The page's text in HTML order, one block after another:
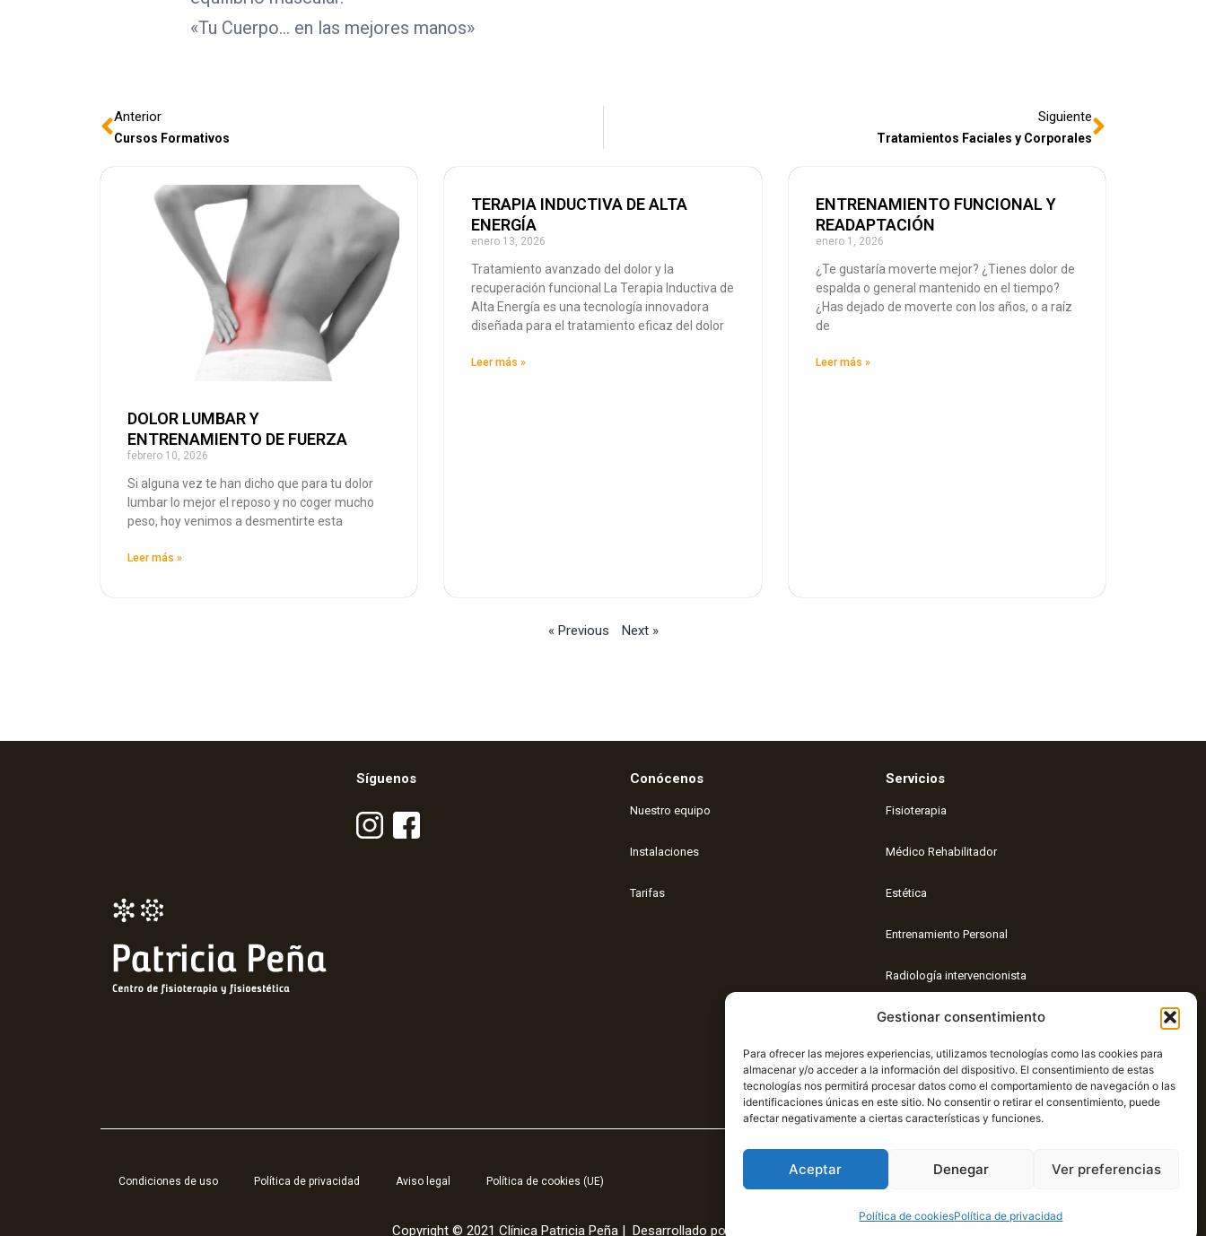
Gestionar consentimiento
Para ofrecer las mejores experiencias, utilizamos tecnologías como las cookies para
almacenar y/o acceder a la información del dispositivo. El consentimiento de estas
tecnologías nos permitirá procesar datos como el comportamiento de navegación o las
identificaciones únicas en este sitio. No consentir o retirar el consentimiento, puede
afectar negativamente a ciertas características y funciones.
Aceptar Denegar Ver preferencias
Política de cookiesPolítica de privacidad
«Tu Cuerpo… en las mejores manos»
Anterior
Cursos Formativos
Siguiente
Tratamientos Faciales y Corporales
DOLOR LUMBAR Y
ENTRENAMIENTO DE FUERZA
febrero 10, 2026
Si alguna vez te han dicho que para tu dolor
lumbar lo mejor el reposo y no coger mucho
peso, hoy venimos a desmentirte esta
Leer más »
TERAPIA INDUCTIVA DE ALTA
ENERGÍA
enero 13, 2026
Tratamiento avanzado del dolor y la
recuperación funcional La Terapia Inductiva de
Alta Energía es una tecnología innovadora
diseñada para el tratamiento eficaz del dolor
Leer más »
ENTRENAMIENTO FUNCIONAL Y
READAPTACIÓN
enero 1, 2026
¿Te gustaría moverte mejor? ¿Tienes dolor de
espalda o general mantenido en el tiempo?
¿Has dejado de moverte con los años, o a raíz
de
Leer más »
« Previous Next »
Síguenos Conócenos
Nuestro equipo
Instalaciones
Tarifas
Servicios
Fisioterapia
Médico Rehabilitador
Estética
Entrenamiento Personal
Radiología intervencionista
Nutrición
Entrenamiento funcional
Condiciones de uso Política de privacidad Aviso legal Política de cookies (UE)
Copyright © 2021 Clínica Patricia Peña | Desarrollado por